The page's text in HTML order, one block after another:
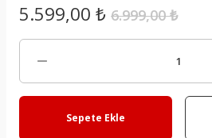
5.599,00 ₺ 6.999,00 ₺
Sepete Ekle